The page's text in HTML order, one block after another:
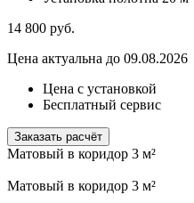
14 800 руб.
Цена актуальна до 09.08.2026
Цена с установкой
Бесплатный сервис
Заказать расчёт
Матовый в коридор 3 м²
Матовый в коридор 3 м²